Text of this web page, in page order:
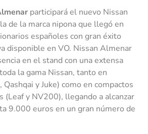
participará el nuevo Nissan
de la marca nipona que llegó en
españoles con gran éxito
disponible en VO. Nissan Almenar
en el stand con una extensa
la gama Nissan, tanto en
y Juke) como en compactos
(Leaf y NV200), llegando a alcanzar
9.000 euros en un gran número de